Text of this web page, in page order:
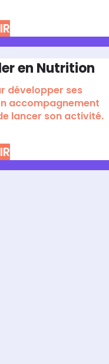
en Nutrition
développer ses
accompagnement
lancer son activité.